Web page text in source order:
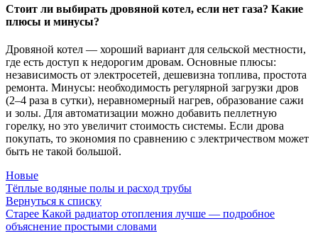
Стоит ли выбирать дровяной котел, если нет газа? Какие
плюсы и минусы?
Дровяной котел — хороший вариант для сельской местности,
где есть доступ к недорогим дровам. Основные плюсы:
независимость от электросетей, дешевизна топлива, простота
ремонта. Минусы: необходимость регулярной загрузки дров
(2–4 раза в сутки), неравномерный нагрев, образование сажи
и золы. Для автоматизации можно добавить пеллетную
горелку, но это увеличит стоимость системы. Если дрова
покупать, то экономия по сравнению с электричеством может
быть не такой большой.
Новые
Тёплые водяные полы и расход трубы
Вернуться к списку
Старее Какой радиатор отопления лучше — подробное
объяснение простыми словами